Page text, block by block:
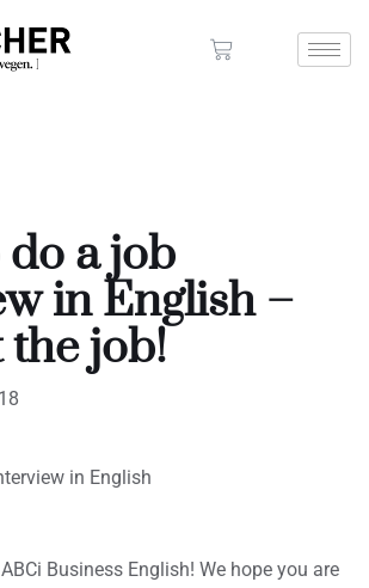
a job
in English –
the job!
in English
Business English! We hope you are